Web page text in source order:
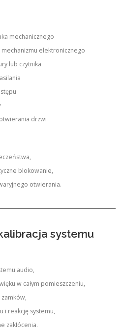
mechanicznego
elektronicznego
lub czytnika
drzwi
blokowanie,
otwierania.
systemu
audio,
w całym pomieszczeniu,
i reakcję systemu,
zakłócenia.